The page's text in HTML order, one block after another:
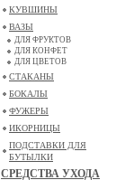
КУВШИНЫ
ВАЗЫ
ДЛЯ ФРУКТОВ
ДЛЯ КОНФЕТ
ДЛЯ ЦВЕТОВ
СТАКАНЫ
БОКАЛЫ
ФУЖЕРЫ
ИКОРНИЦЫ
ПОДСТАВКИ ДЛЯ
БУТЫЛКИ
СРЕДСТВА УХОДА